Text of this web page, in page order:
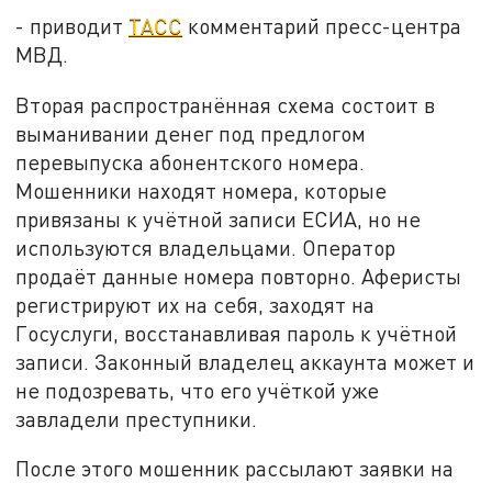
- приводит ТАСС комментарий пресс-центра
МВД.
Вторая распространённая схема состоит в
выманивании денег под предлогом
перевыпуска абонентского номера.
Мошенники находят номера, которые
привязаны к учётной записи ЕСИА, но не
используются владельцами. Оператор
продаёт данные номера повторно. Аферисты
регистрируют их на себя, заходят на
Госуслуги, восстанавливая пароль к учётной
записи. Законный владелец аккаунта может и
не подозревать, что его учёткой уже
завладели преступники.
После этого мошенник рассылают заявки на